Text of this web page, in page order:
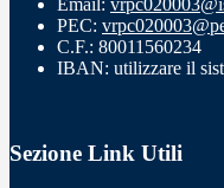
PEC:
C.F.: 80011560234
IBAN: utilizzare il
Sezione Link Utili